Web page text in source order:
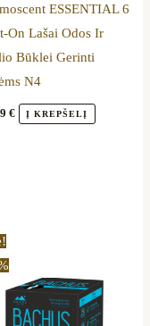
ESSENTIAL 6
On Lašai Odos Ir
Būklei Gerinti
N4
€ Į KREPŠELĮ
23,60 €.20,99 €.